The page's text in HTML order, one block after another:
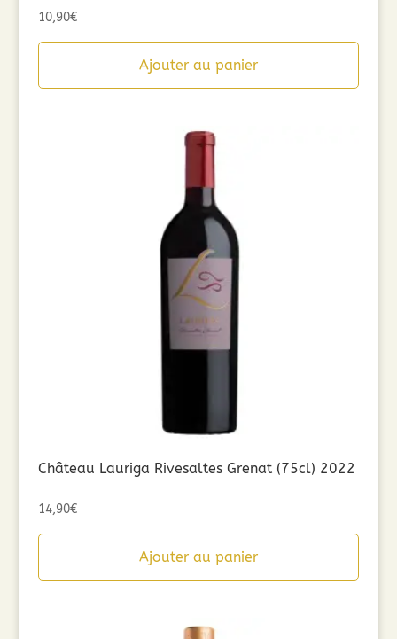
10,90€
Ajouter au panier
Château Lauriga Rivesaltes Grenat (75cl) 2022
14,90€
Ajouter au panier